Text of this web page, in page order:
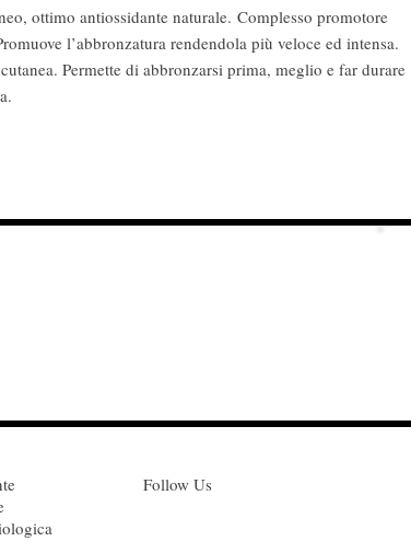
ottimo antiossidante naturale. Complesso promotore
l’abbronzatura rendendola più veloce ed intensa.
Permette di abbronzarsi prima, meglio e far durare
Follow Us